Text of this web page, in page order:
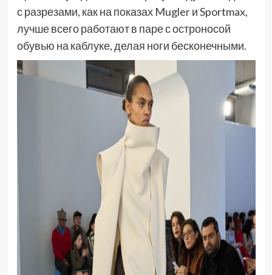
с разрезами, как на показах Mugler и Sportmax,
лучше всего работают в паре с остроносой
обувью на каблуке, делая ноги бесконечными.